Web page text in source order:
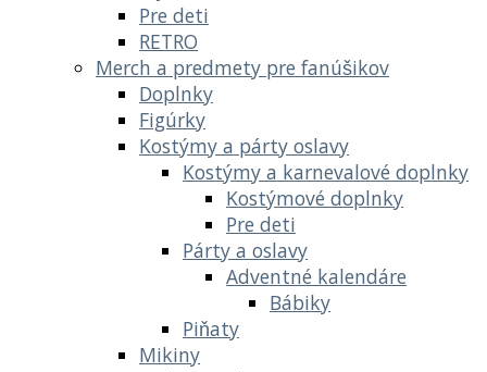
Pre deti
RETRO
Merch a predmety pre fanúšikov
Doplnky
Figúrky
Kostýmy a párty oslavy
Kostýmy a karnevalové doplnky
Kostýmové doplnky
Pre deti
Párty a oslavy
Adventné kalendáre
Bábiky
Piňaty
Mikiny